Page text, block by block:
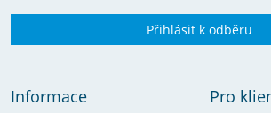
Přihlásit k odběru
Informace Pro